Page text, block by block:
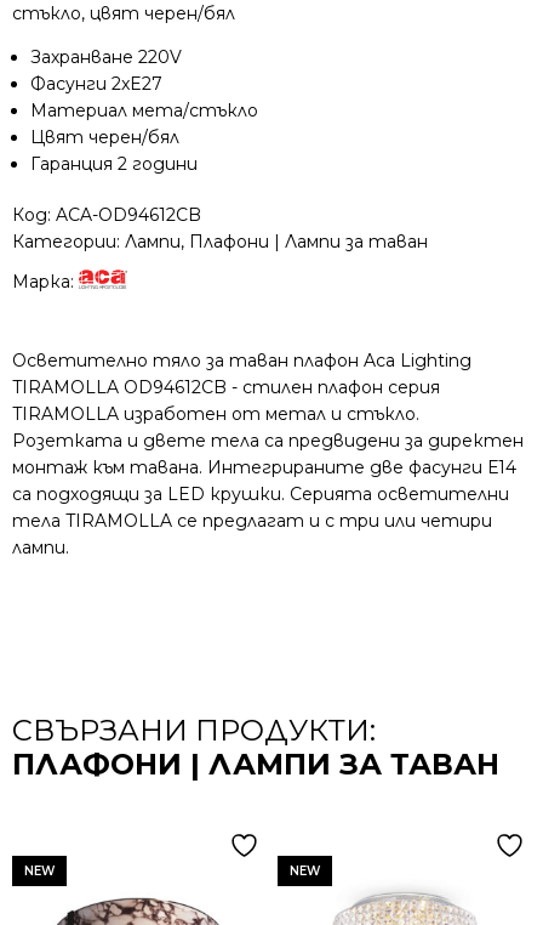
Aca
TIRAMOLLA
OD94612CB
стъкло, цвят черен/бял
Захранване 220V
Фасунги 2xE27
Материал мета/стъкло
Цвят черен/бял
Гаранция 2 години
Код: ACA-OD94612CB
Категории: Лампи, Плафони | Лампи за таван
Марка:
Осветително тяло за таван плафон Aca Lighting
TIRAMOLLA OD94612CB - стилен плафон серия
TIRAMOLLA изработен от метал и стъкло.
Розетката и двете тела са предвидени за директен
монтаж към тавана. Интегрираните две фасунги Е14
са подходящи за LED крушки. Серията осветителни
тела TIRAMOLLA се предлагат и с три или четири
лампи.
СВЪРЗАНИ ПРОДУКТИ:
ПЛАФОНИ | ЛАМПИ ЗА ТАВАН
NEW NEW